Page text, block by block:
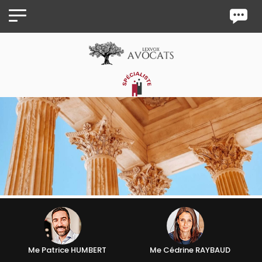
Me Patrice HUMBERT Me Cédrine RAYBAUD